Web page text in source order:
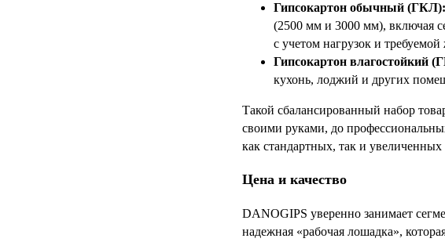
Гипсокартон обычный (ГКЛ):
(2500 мм и 3000 мм), включая
с учетом нагрузок и требуемой
Гипсокартон влагостойкий
кухонь, лоджий и других
Такой сбалансированный набор
своими руками, до
как стандартных, так и
Цена и качество
DANOGIPS уверенно занимает
надежная «рабочая лошадка»,